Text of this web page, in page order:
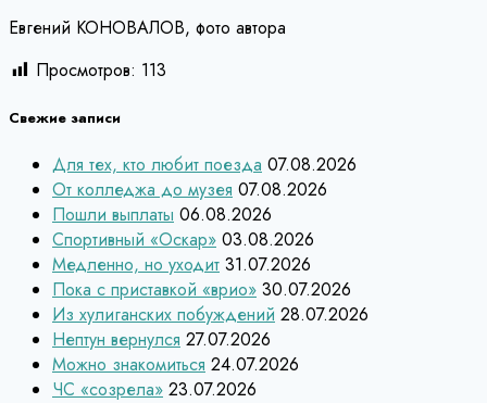
Евгений КОНОВАЛОВ, фото автора
Просмотров: 113
Свежие записи
Для тех, кто любит поезда 07.08.2026
От колледжа до музея 07.08.2026
Пошли выплаты 06.08.2026
Спортивный «Оскар» 03.08.2026
Медленно, но уходит 31.07.2026
Пока с приставкой «врио» 30.07.2026
Из хулиганских побуждений 28.07.2026
Нептун вернулся 27.07.2026
Можно знакомиться 24.07.2026
ЧС «созрела» 23.07.2026